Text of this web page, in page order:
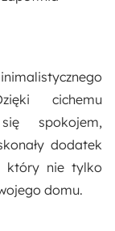
cichemu
spokojem,
dodatek
który nie tylko
domu.